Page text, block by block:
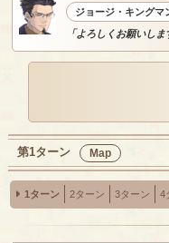
ジョージ・キングマ
「よろしくお願いしま
第1ターン Map
1ターン 2ターン 3ターン 4